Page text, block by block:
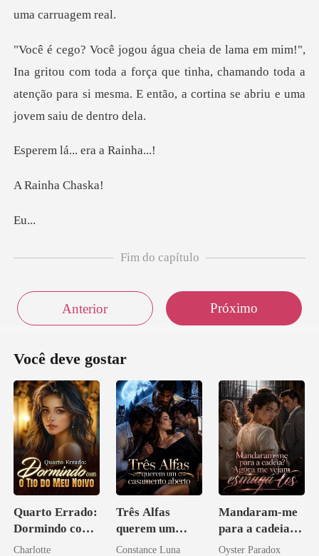
com toda a força que tinha, chamando toda a
atenção para si mes
... era a
nha C
..
Fim do capítulo
Anterior Próximo
Você deve gostar
Quarto Errado:
Dormindo com
o Tio do Meu
Charlotte
Três Alfas
querem um
casamento
Constance Luna
Mandaram-me
para a cadeia?
Agora me
Oyster Paradox